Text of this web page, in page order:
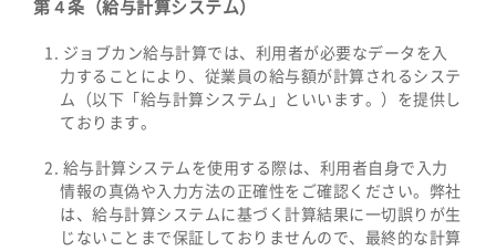
第４条（給与計算システム）
ジョブカン給与計算では、利用者が必要なデータを入
力することにより、従業員の給与額が計算されるシステ
ム（以下「給与計算システム」といいます。）を提供し
ております。
給与計算システムを使用する際は、利用者自身で入力
情報の真偽や入力方法の正確性をご確認ください。弊社
は、給与計算システムに基づく計算結果に一切誤りが生
じないことまで保証しておりませんので、最終的な計算